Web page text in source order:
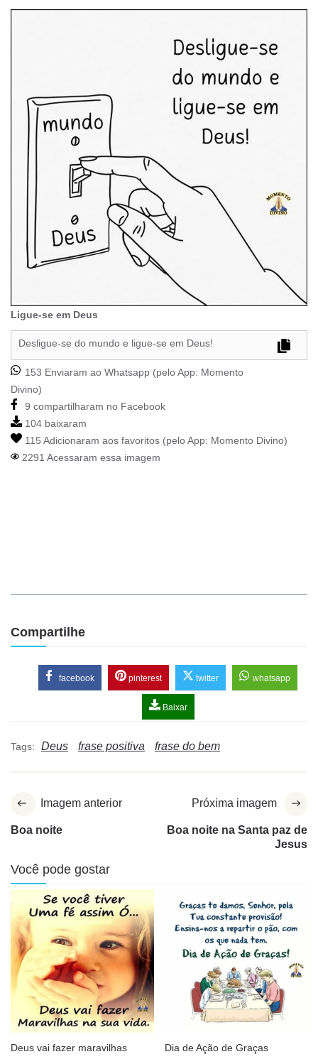
Ligue-se em Deus
Desligue-se do mundo e ligue-se em Deus!
153 Enviaram ao Whatsapp (pelo App: Momento
Divino)
9 compartilharam no Facebook
104 baixaram
115 Adicionaram aos favoritos (pelo App: Momento Divino)
2291 Acessaram essa imagem
Compartilhe
facebook pinterest twitter whatsapp
Baixar
Tags: Deus frase positiva frase do bem
Imagem anterior
Boa noite
Próxima imagem
Boa noite na Santa paz de
Jesus
Você pode gostar
Deus vai fazer maravilhas Dia de Ação de Graças